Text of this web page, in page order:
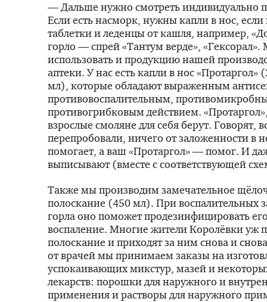
— Дальше нужно смотреть индивидуально
Если есть насморк, нужны капли в нос,
таблетки и леденцы от кашля, например,
горло — спрей «Тантум верде»,
использовать и продукцию нашей
аптеки. У нас есть капли в нос «Протаргол»
мл), которые обладают выраженным
противовоспалительным,
противогрибковым действием.
взрослые смоляне для себя берут. Говорят,
перепробовали, ничего от заложенности в
помогает, а ваш «Протаргол» — помог. И
выписывают (вместе с соответствующей
Также мы производим замечательное
полоскание (450 мл). При воспалительных
горла оно поможет продезинфицировать
воспаление. Многие жители Королёвки уж
полоскание и приходят за ним снова и
от врачей мы принимаем заказы на
успокаивающих микстур, мазей и
лекарств: порошки для наружного и
применения и растворы для наружного